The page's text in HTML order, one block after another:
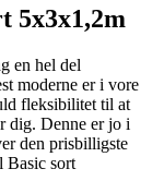
5x3x1,2m
en hel del
moderne er i vore
fleksibilitet til at
dig. Denne er jo i
den prisbilligste
Basic sort